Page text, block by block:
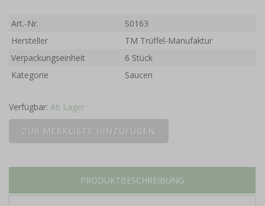
Art.-Nr.
S0163
Hersteller
TM Trüffel-Manufaktur
Verpackungseinheit
6 Stück
Kategorie
Saucen
Verfügbar: Ab Lager
PRODUKTBESCHREIBUNG